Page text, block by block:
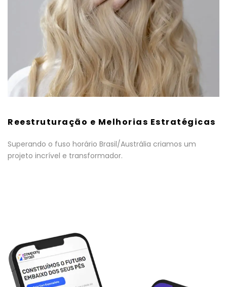
Reestruturação e Melhorias Estratégicas
Superando o fuso horário Brasil/Austrália criamos um
projeto incrível e transformador.